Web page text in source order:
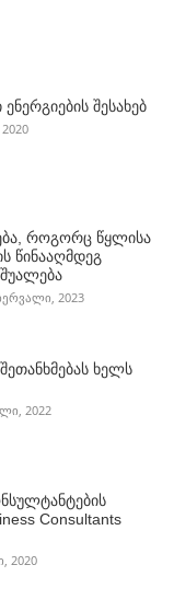
შესახებ
როგორც წყლისა
წინააღმდეგ
2023
ხელს
2022
Consultants
2020